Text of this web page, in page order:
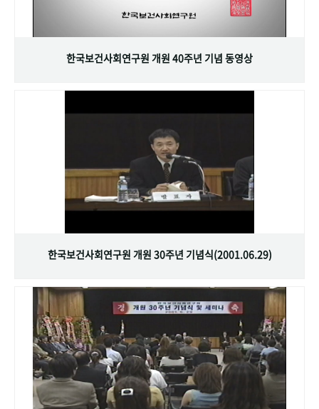
한국보건사회연구원 개원 40주년 기념 동영상
한국보건사회연구원 개원 30주년 기념식(2001.06.29)